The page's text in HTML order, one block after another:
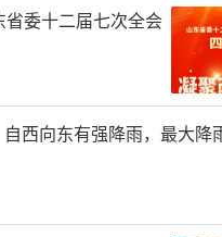
委十二届七次全会
西向东有强降雨，最大降